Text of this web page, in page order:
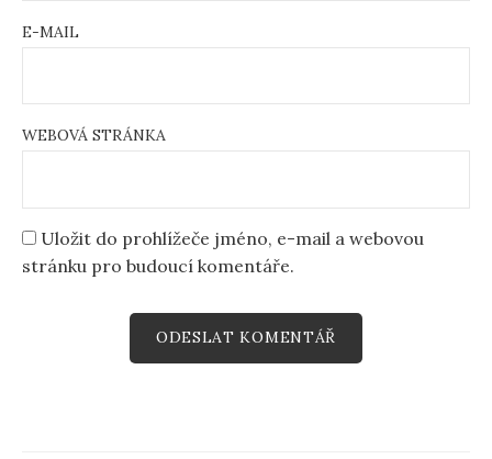
E-MAIL
WEBOVÁ STRÁNKA
Uložit do prohlížeče jméno, e-mail a webovou
stránku pro budoucí komentáře.